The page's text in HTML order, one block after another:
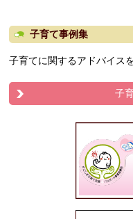
子育て事例集
子育てに関するアドバイス
子